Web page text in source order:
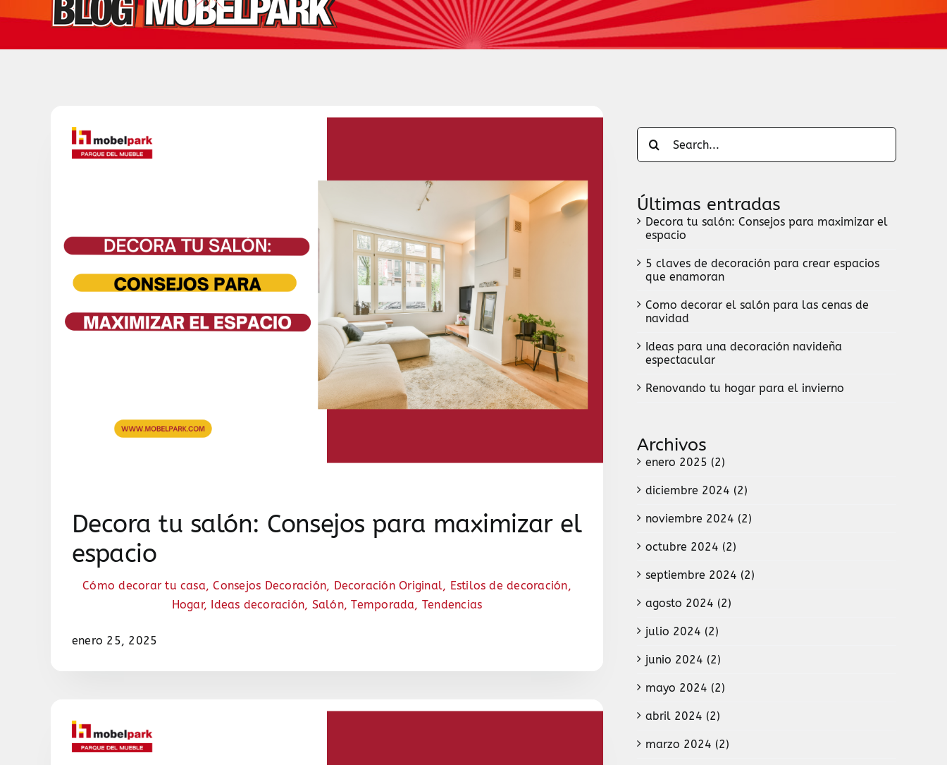
Decora tu salón: Consejos para maximizar el
espacio
Cómo decorar tu casa,Consejos Decoración, Decoración Original, Estilos de decoración,
Hogar, Ideas decoración, Salón,Temporada, Tendencias
enero 25, 2025
Search
for:
Últimas entradas
Decora tu salón: Consejos para maximizar el
espacio
5 claves de decoración para crear espacios
que enamoran
Como decorar el salón para las cenas de
navidad
Ideas para una decoración navideña
espectacular
Renovando tu hogar para el invierno
Archivos
enero 2025 (2)
diciembre 2024 (2)
noviembre 2024 (2)
octubre 2024 (2)
septiembre 2024 (2)
agosto 2024 (2)
julio 2024 (2)
junio 2024 (2)
mayo 2024 (2)
abril 2024 (2)
marzo 2024 (2)